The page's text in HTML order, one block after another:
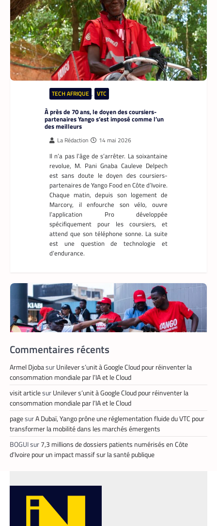
TECH AFRIQUE , VTC
À près de 70 ans, le doyen des coursiers-
partenaires Yango s’est imposé comme l’un
des meilleurs
La Rédaction 14 mai 2026
Il n’a pas l’âge de s’arrêter. La soixantaine
revolue, M. Pani Gnaba Cauleve Delpech
est sans doute le doyen des coursiers-
partenaires de Yango Food en Côte d’Ivoire.
Chaque matin, depuis son logement de
Marcory, il enfourche son vélo, ouvre
l’application Pro développée
spécifiquement pour les coursiers, et
attend que son téléphone sonne. La suite
est une question de technologie et
d’endurance.
APPLICATION , TECH AFRIQUE
Prosuma et Yango Food : un partenariat qui
impacte le marché du travail ivoirien
La Rédaction 10 mai 2026
Le partenariat entre Prosuma et Yango
Food promet de transformer le commerce
ivoirien en stimulant l’emploi local,
et inclusive.
Commentaires récents
Armel DjobasurUnilever s’unit à Google Cloud pour réinventer la
consommation mondiale par l’IA et le Cloud
visit articlesurUnilever s’unit à Google Cloud pour réinventer la
consommation mondiale par l’IA et le Cloud
pagesurA Dubaï, Yango prône une réglementation fluide du VTC pour
transformer la mobilité dans les marchés émergents
BOGUIsur7,3 millions de dossiers patients numérisés en Côte
d’Ivoire pour un impact massif sur la santé publique